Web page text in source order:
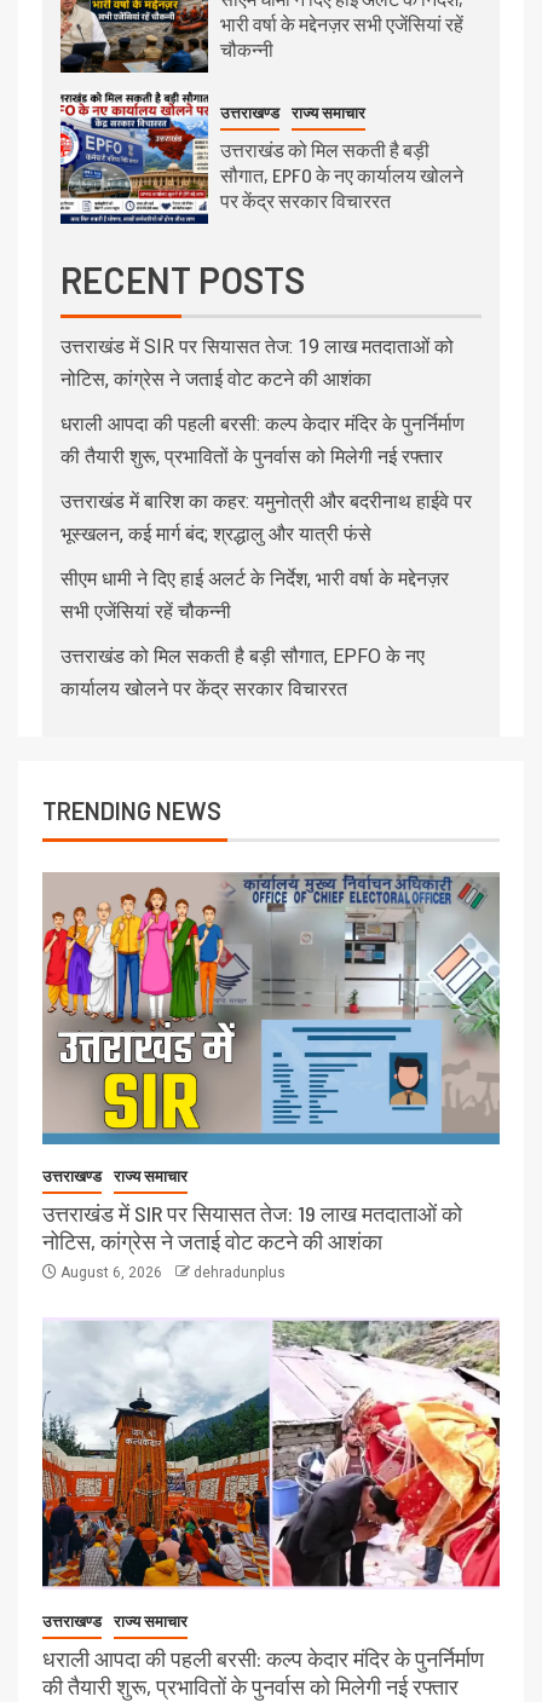
भारी वर्षा के मद्देनज़र सभी एजेंसियां रहें
चौकन्नी
उत्तराखण्ड राज्य समाचार
उत्तराखंड को मिल सकती है बड़ी
सौगात, EPFO के नए कार्यालय खोलने
पर केंद्र सरकार विचाररत
RECENT POSTS
उत्तराखंड में SIR पर सियासत तेज: 19 लाख मतदाताओं को
नोटिस, कांग्रेस ने जताई वोट कटने की आशंका
धराली आपदा की पहली बरसी: कल्प केदार मंदिर के पुनर्निर्माण
की तैयारी शुरू, प्रभावितों के पुनर्वास को मिलेगी नई रफ्तार
उत्तराखंड में बारिश का कहर: यमुनोत्री और बदरीनाथ हाईवे पर
भूस्खलन, कई मार्ग बंद; श्रद्धालु और यात्री फंसे
सीएम धामी ने दिए हाई अलर्ट के निर्देश, भारी वर्षा के मद्देनज़र
सभी एजेंसियां रहें चौकन्नी
उत्तराखंड को मिल सकती है बड़ी सौगात, EPFO के नए
कार्यालय खोलने पर केंद्र सरकार विचाररत
TRENDING NEWS
उत्तराखण्ड राज्य समाचार
उत्तराखंड में SIR पर सियासत तेज: 19 लाख मतदाताओं को
नोटिस, कांग्रेस ने जताई वोट कटने की आशंका
August 6, 2026 dehradunplus
उत्तराखण्ड राज्य समाचार
धराली आपदा की पहली बरसी: कल्प केदार मंदिर के पुनर्निर्माण
की तैयारी शुरू, प्रभावितों के पुनर्वास को मिलेगी नई रफ्तार